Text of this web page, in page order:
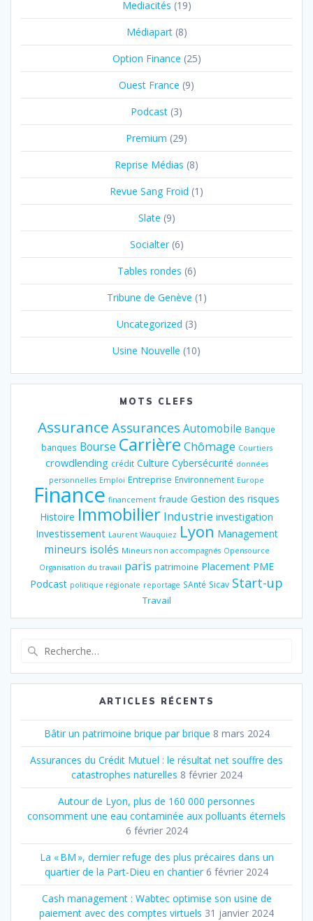
Mediacités (19)
Médiapart(8)
Option Finance (25)
Ouest France (9)
Podcast (3)
Premium (29)
Reprise Médias (8)
Revue Sang Froid (1)
Slate (9)
Socialter(6)
Tables rondes (6)
Tribune de Genève (1)
Uncategorized (3)
Usine Nouvelle (10)
MOTS CLEFS
Assurance Assurances Automobile Banque
banques Bourse Carrière Chômage Courtiers
crowdlending crédit Culture Cybersécurité données
personnelles Emploi Entreprise Environnement Europe
Finance financement fraude Gestion des risques
Histoire Immobilier Industrie investigation
Investissement Laurent Wauquiez Lyon Management
mineurs isolés Mineurs non accompagnés Opensource
Organisation du travail paris patrimoine Placement PME
Podcast politique régionale reportage SAnté Sicav Start-up
Travail
:
ARTICLES RÉCENTS
Bâtir un patrimoine brique par brique 8 mars 2024
Assurances du Crédit Mutuel : le résultat net souffre des
catastrophes naturelles 8 février 2024
Autour de Lyon, plus de 160 000 personnes
consomment une eau contaminée aux polluants éternels
6 février 2024
La « BM », dernier refuge des plus précaires dans un
quartier de la Part‐Dieu en chantier 6 février 2024
Cash management : Wabtec optimise son usine de
paiement avec des comptes virtuels 31 janvier 2024